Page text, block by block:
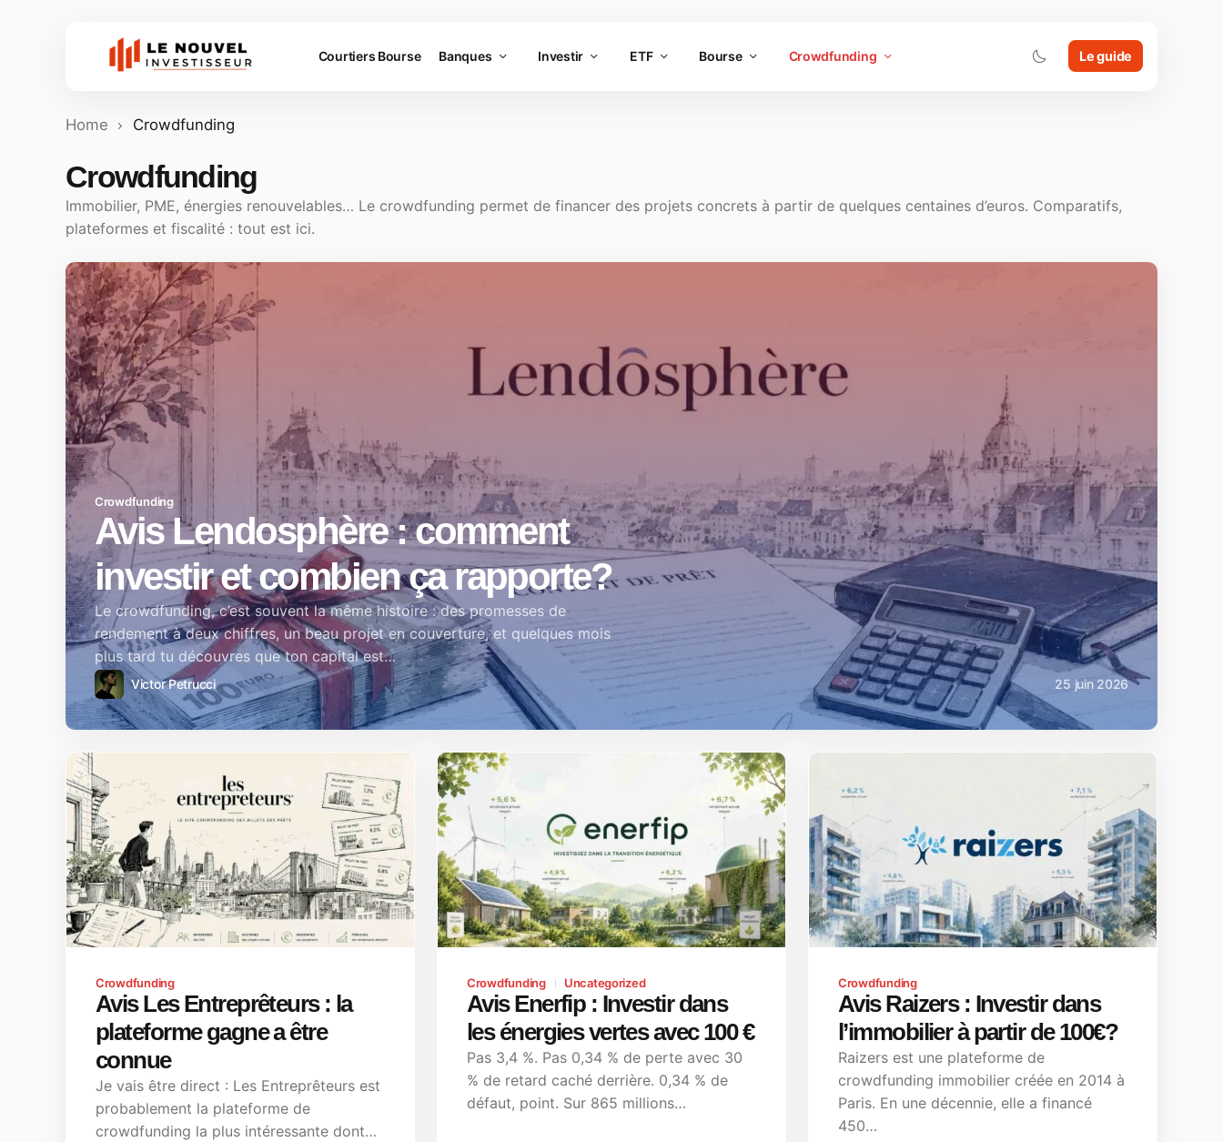
Courtiers Bourse Banques Investir ETF Bourse Crowdfunding Le guide
Home Crowdfunding
Crowdfunding
Immobilier, PME, énergies renouvelables… Le crowdfunding permet de financer des projets concrets à partir de quelques centaines d’euros. Comparatifs,
plateformes et fiscalité : tout est ici.
Crowdfunding
Avis Lendosphère : comment
investir et combien ça rapporte?
Le crowdfunding, c’est souvent la même histoire : des promesses de
rendement à deux chiffres, un beau projet en couverture, et quelques mois
plus tard tu découvres que ton capital est…
Victor Petrucci 25 juin 2026
Crowdfunding
Avis Les Entreprêteurs : la
plateforme gagne a être
connue
Je vais être direct : Les Entreprêteurs est
probablement la plateforme de
crowdfunding la plus intéressante dont…
Crowdfunding Uncategorized
Avis Enerfip : Investir dans
les énergies vertes avec 100 €
Pas 3,4 %. Pas 0,34 % de perte avec 30
% de retard caché derrière. 0,34 % de
défaut, point. Sur 865 millions…
Crowdfunding
Avis Raizers : Investir dans
l’immobilier à partir de 100€?
Raizers est une plateforme de
crowdfunding immobilier créée en 2014 à
Paris. En une décennie, elle a financé
450…